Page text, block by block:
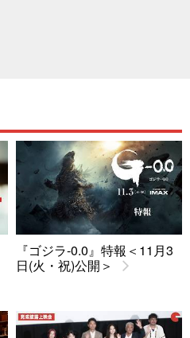
『ゴジラ-0.0』特報＜11月3
日(火・祝)公開＞